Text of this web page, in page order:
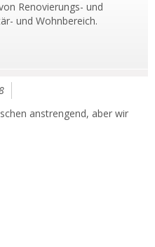
Renovierungs- und
und Wohnbereich.
anstrengend, aber wir